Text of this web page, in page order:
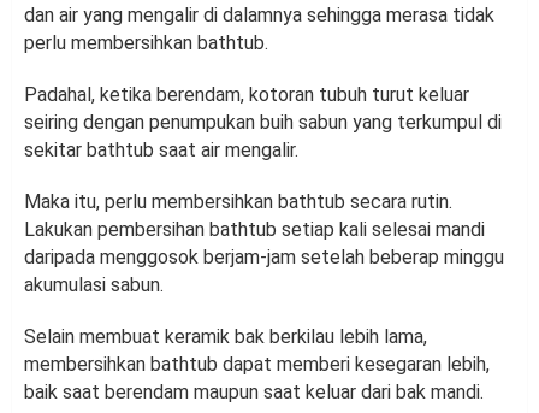
dan air yang mengalir di dalamnya sehingga merasa tidak
perlu membersihkan bathtub.
Padahal, ketika berendam, kotoran tubuh turut keluar
seiring dengan penumpukan buih sabun yang terkumpul di
sekitar bathtub saat air mengalir.
Maka itu, perlu membersihkan bathtub secara rutin.
Lakukan pembersihan bathtub setiap kali selesai mandi
daripada menggosok berjam-jam setelah beberap minggu
akumulasi sabun.
Selain membuat keramik bak berkilau lebih lama,
membersihkan bathtub dapat memberi kesegaran lebih,
baik saat berendam maupun saat keluar dari bak mandi.